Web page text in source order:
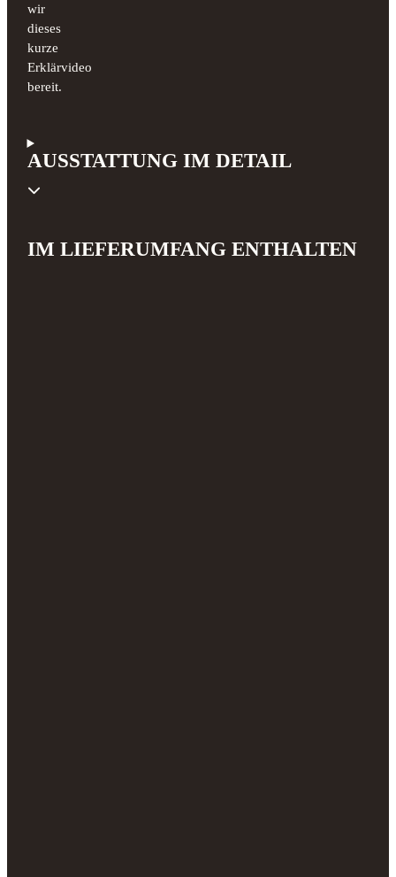
wir
dieses
kurze
Erklärvideo
bereit.
AUSSTATTUNG IM DETAIL
IM LIEFERUMFANG ENTHALTEN